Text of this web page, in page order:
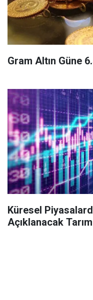
Gram Altın Güne
Küresel
Açıklanacak